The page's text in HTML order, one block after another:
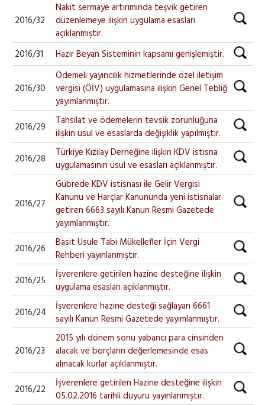
2016/32
Nakit sermaye artırımında teşvik getiren
düzenlemeye ilişkin uygulama esasları
açıklanmıştır.
2016/31
Hazır Beyan Sisteminin kapsamı genişlemiştir.
2016/30
Ödemeli yayıncılık hizmetlerinde özel iletişim
vergisi (ÖİV) uygulamasına ilişkin Genel Tebliğ
yayımlanmıştır.
2016/29
Tahsilat ve ödemelerin tevsik zorunluğuna
ilişkin usul ve esaslarda değişiklik yapılmıştır.
2016/28
Türkiye Kızılay Derneğine ilişkin KDV istisna
uygulamasının usul ve esasları açıklanmıştır.
2016/27
Gübrede KDV istisnası ile Gelir Vergisi
Kanunu ve Harçlar Kanununda yeni istisnalar
getiren 6663 sayılı Kanun Resmi Gazetede
yayımlanmıştır.
2016/26
Basit Usule Tabi Mükellefler İçin Vergi
Rehberi yayınlanmıştır.
2016/25
İşverenlere getirilen hazine desteğine ilişkin
uygulama esasları açıklanmıştır.
2016/24
İşverenlere hazine desteği sağlayan 6661
sayılı Kanun Resmi Gazetede yayımlanmıştır.
2016/23
2015 yılı dönem sonu yabancı para cinsinden
alacak ve borçların değerlemesinde esas
alınacak kurlar açıklanmıştır.
2016/22
İşverenlere getirilen Hazine desteğine ilişkin
05.02.2016 tarihli duyuru yayınlanmıştır.